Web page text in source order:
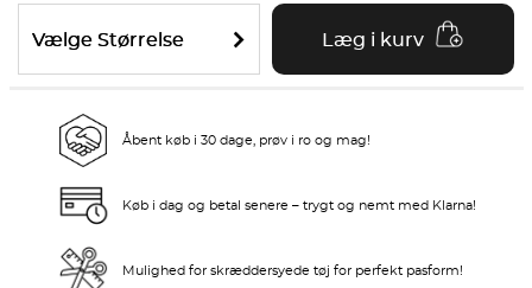
Vælge Størrelse Læg i kurv
Åbent køb i 30 dage, prøv i ro og mag!
Køb i dag og betal senere – trygt og nemt med Klarna!
Mulighed for skræddersyede tøj for perfekt pasform!